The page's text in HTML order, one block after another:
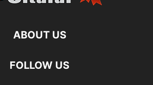
ABOUT US
FOLLOW US